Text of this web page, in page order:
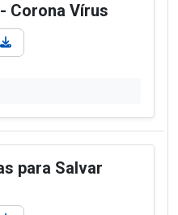
Corona Vírus
para Salvar